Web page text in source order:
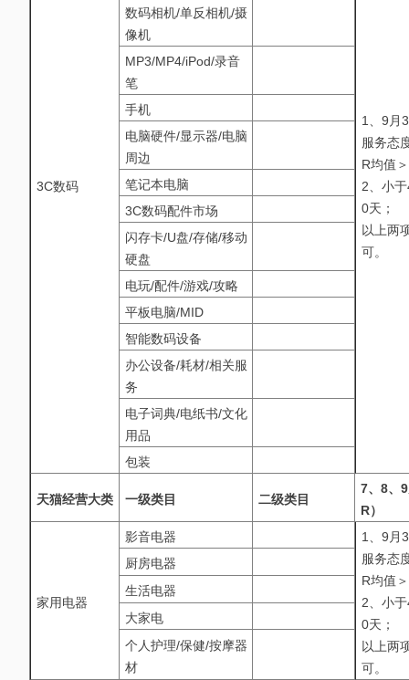
3C数码
1、9月
服务态
R均值
2、小
0天；
以上两
可。
数码相机/单反相机/摄
像机
MP3/MP4/iPod/录音
笔
手机
电脑硬件/显示器/电脑
周边
笔记本电脑
3C数码配件市场
闪存卡/U盘/存储/移动
硬盘
电玩/配件/游戏/攻略
平板电脑/MID
智能数码设备
办公设备/耗材/相关服
务
电子词典/电纸书/文化
用品
包装
天猫经营大类 一级类目 二级类目
7、8、
R）
家用电器
影音电器
1、9月
服务态
R均值
2、小
0天；
以上两
可。
厨房电器
生活电器
大家电
个人护理/保健/按摩器
材